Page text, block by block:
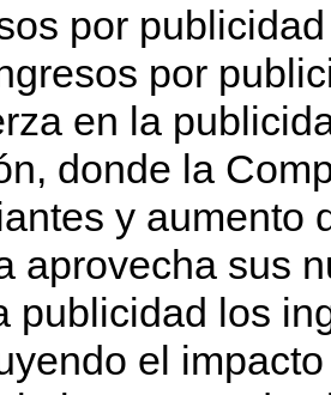
por
por
en la
donde la
y aumento
aprovecha sus
publicidad los
el